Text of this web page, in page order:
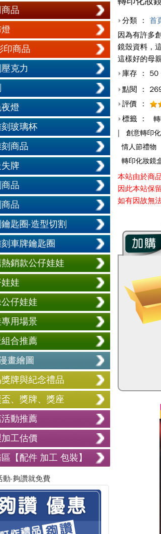
品
印商品
克力
燈
玻璃杯
商品
牌
品
品
匙圈-造型切割
車牌鑰匙圈
銷款公仔娃娃
娃
仔娃娃
用場景
合推薦
畫繪圖
牌與紀念禮品
、獎牌、獎座
動推薦
工估價
【配件 加工 包裝】
動-夠讚就免費